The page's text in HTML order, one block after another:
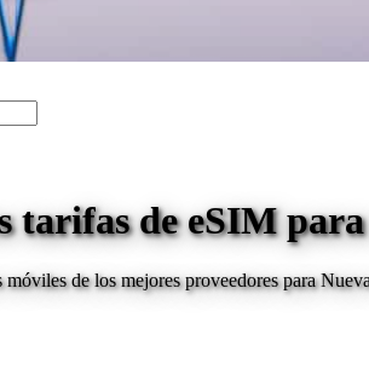
tarifas de eSIM
móviles de los mejores proveedores para